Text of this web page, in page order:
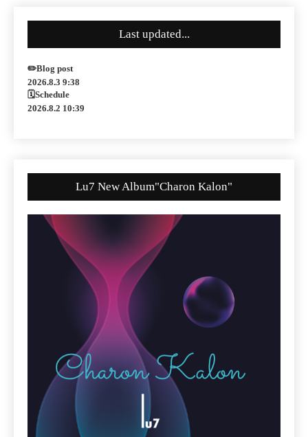
Last updated...
✏️Blog post
2026.8.3 9:38
🗓Schedule
2026.8.2 10:39
Lu7 New Album"Charon Kalon"